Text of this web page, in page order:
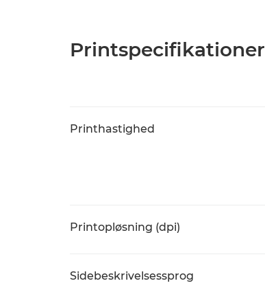
Printspecifikationer
Printhastighed
Printopløsning (dpi)
Sidebeskrivelsessprog